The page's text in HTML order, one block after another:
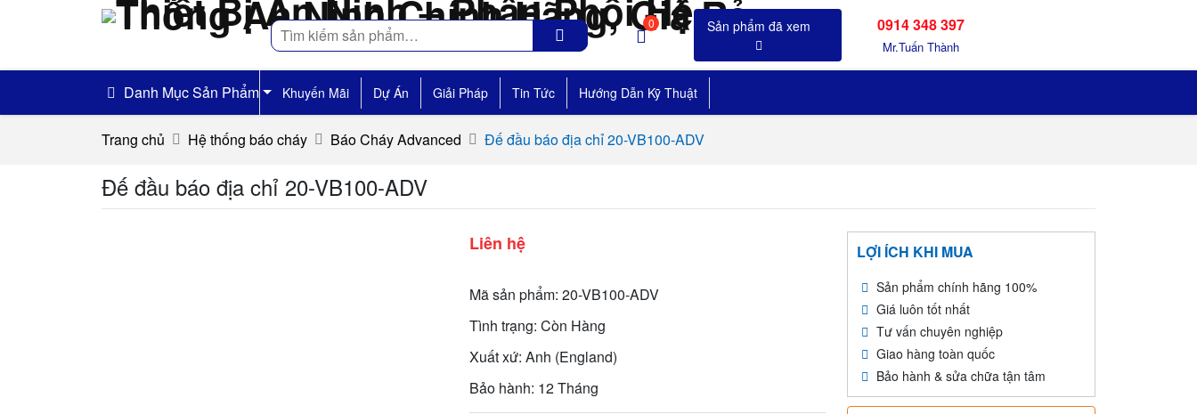
Tìm
kiếm
0 0914 348 397
Mr.Tuấn Thành
Danh Mục Sản Phẩm Khuyến Mãi Dự Án Giải Pháp Tin Tức Hướng Dẫn Kỹ Thuật
Trang chủ Hệ thống báo cháy Báo Cháy Advanced Đế đầu báo địa chỉ 20-VB100-ADV
Đế đầu báo địa chỉ 20-VB100-ADV
Liên hệ
Mã sản phẩm: 20-VB100-ADV
Tình trạng: Còn Hàng
Xuất xứ: Anh (England)
Bảo hành: 12 Tháng
LỢI ÍCH KHI MUA
Sản phẩm chính hãng 100%
Giá luôn tốt nhất
Tư vấn chuyên nghiệp
Giao hàng toàn quốc
Bảo hành & sửa chữa tận tâm